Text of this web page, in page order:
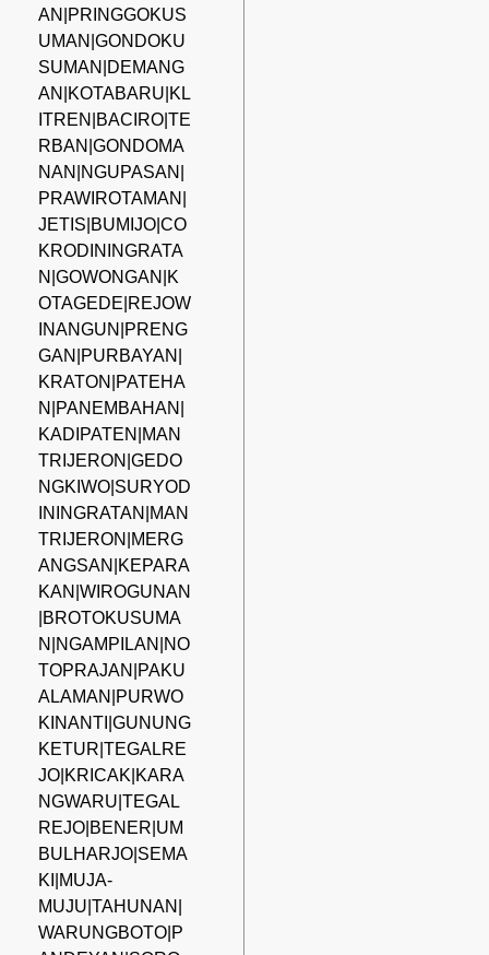
AN|PRINGGOKUS
UMAN|GONDOKU
SUMAN|DEMANG
AN|KOTABARU|KL
ITREN|BACIRO|TE
RBAN|GONDOMA
NAN|NGUPASAN|
PRAWIROTAMAN|
JETIS|BUMIJO|CO
KRODININGRATA
N|GOWONGAN|K
OTAGEDE|REJOW
INANGUN|PRENG
GAN|PURBAYAN|
KRATON|PATEHA
N|PANEMBAHAN|
KADIPATEN|MAN
TRIJERON|GEDO
NGKIWO|SURYOD
ININGRATAN|MAN
TRIJERON|MERG
ANGSAN|KEPARA
KAN|WIROGUNAN
|BROTOKUSUMA
N|NGAMPILAN|NO
TOPRAJAN|PAKU
ALAMAN|PURWO
KINANTI|GUNUNG
KETUR|TEGALRE
JO|KRICAK|KARA
NGWARU|TEGAL
REJO|BENER|UM
BULHARJO|SEMA
KI|MUJA-
MUJU|TAHUNAN|
WARUNGBOTO|P